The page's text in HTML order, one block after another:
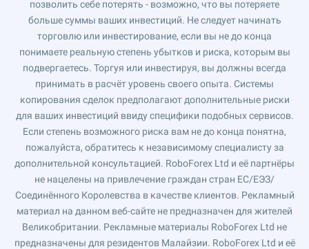
позволить себе потерять - возможно, что вы потеряете
больше суммы ваших инвестиций. Не следует начинать
торговлю или инвестирование, если вы не до конца
понимаете реальную степень убытков и риска, которым вы
подвергаетесь. Торгуя или инвестируя, вы должны всегда
принимать в расчёт уровень своего опыта. Системы
копирования сделок предполагают дополнительные риски
для ваших инвестиций ввиду специфики подобных сервисов.
Если степень возможного риска вам не до конца понятна,
пожалуйста, обратитесь к независимому специалисту за
дополнительной консультацией. RoboForex Ltd и её партнёры
не нацелены на привлечение граждан стран ЕС/ЕЭЗ/
Соединённого Королевства в качестве клиентов. Рекламный
материал на данном веб-сайте не предназначен для жителей
Великобритании. Рекламные материалы RoboForex Ltd не
предназначены для резидентов Малайзии. RoboForex Ltd и её